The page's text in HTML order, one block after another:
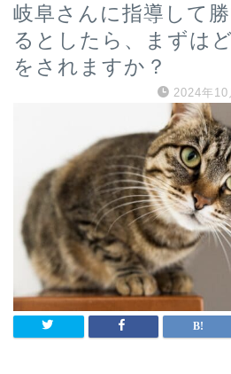
岐阜さんに指導して
るとしたら、まずは
をされますか？
2024年10